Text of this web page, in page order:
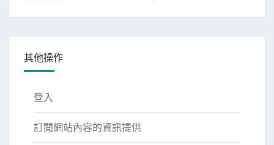
其他操作
登入
訂閱網站內容的資訊提供